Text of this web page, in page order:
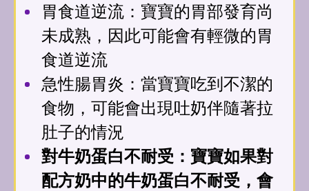
胃食道逆流：寶寶的胃部發育尚
未成熟，因此可能會有輕微的胃
食道逆流
急性腸胃炎：當寶寶吃到不潔的
食物，可能會出現吐奶伴隨著拉
肚子的情況
對牛奶蛋白不耐受：寶寶如果對
配方奶中的牛奶蛋白不耐受，會